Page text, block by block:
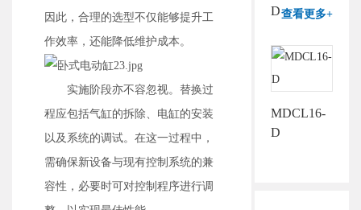
因此，合理的选型不仅能够提升工
作效率，还能降低维护成本。
实施阶段亦不容忽视。替换过
程应包括气缸的拆除、电缸的安装
以及系统的调试。在这一过程中，
需确保新设备与现有控制系统的兼
容性，必要时可对控制程序进行调
查看更多+
D
MDCL16-
D